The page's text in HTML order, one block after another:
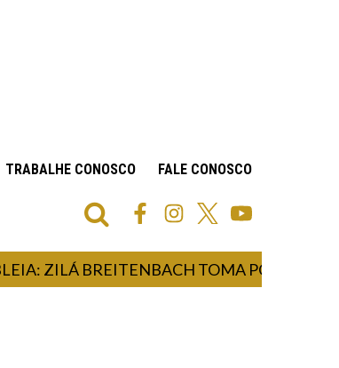
TRABALHE CONOSCO FALE CONOSCO
BREITENBACH TOMA POSSE COMO